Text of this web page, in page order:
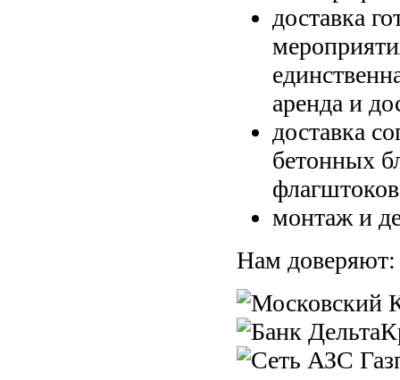
доставка
аренда и
доставка
бетонных
флагштоков
монтаж и
Нам доверяют: